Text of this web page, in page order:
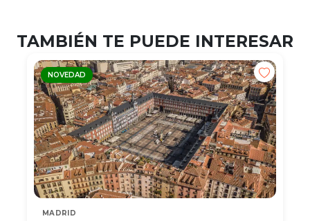
TAMBIÉN TE PUEDE INTERESAR
NOVEDAD
MADRID